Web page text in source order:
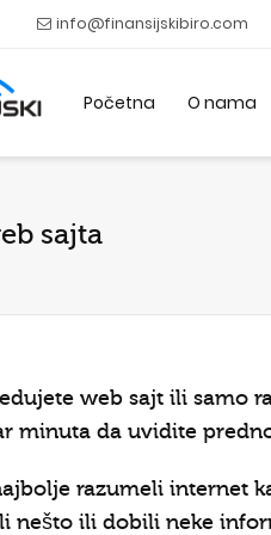
info@finansijskibiro.com
Početna O nama
sajta
web sajt ili samo
minuta da uvidite
razumeli internet
nešto ili dobili neke